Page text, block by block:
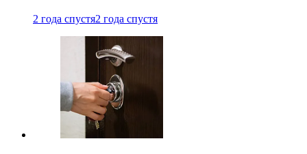
2 года спустя2 года спустя